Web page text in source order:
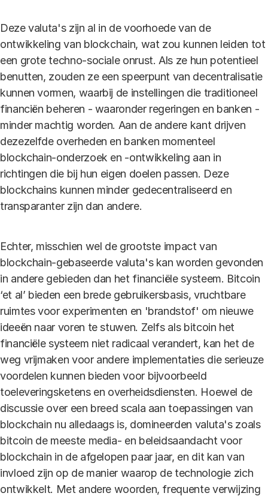
Deze valuta's zijn al in de voorhoede van de
ontwikkeling van blockchain, wat zou kunnen leiden tot
een grote techno-sociale onrust. Als ze hun potentieel
benutten, zouden ze een speerpunt van decentralisatie
kunnen vormen, waarbij de instellingen die traditioneel
financiën beheren - waaronder regeringen en banken -
minder machtig worden. Aan de andere kant drijven
dezezelfde overheden en banken momenteel
blockchain-onderzoek en -ontwikkeling aan in
richtingen die bij hun eigen doelen passen. Deze
blockchains kunnen minder gedecentraliseerd en
transparanter zijn dan andere.
Echter, misschien wel de grootste impact van
blockchain-gebaseerde valuta's kan worden gevonden
in andere gebieden dan het financiële systeem. Bitcoin
‘et al’ bieden een brede gebruikersbasis, vruchtbare
ruimtes voor experimenten en 'brandstof' om nieuwe
ideeën naar voren te stuwen. Zelfs als bitcoin het
financiële systeem niet radicaal verandert, kan het de
weg vrijmaken voor andere implementaties die serieuze
voordelen kunnen bieden voor bijvoorbeeld
toeleveringsketens en overheidsdiensten. Hoewel de
discussie over een breed scala aan toepassingen van
blockchain nu alledaags is, domineerden valuta's zoals
bitcoin de meeste media- en beleidsaandacht voor
blockchain in de afgelopen paar jaar, en dit kan van
invloed zijn op de manier waarop de technologie zich
ontwikkelt. Met andere woorden, frequente verwijzing